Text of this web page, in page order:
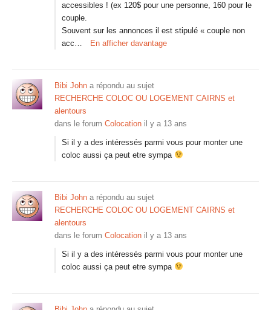
accessibles ! (ex 120$ pour une personne, 160 pour le
couple.
Souvent sur les annonces il est stipulé « couple non
acc…
En afficher davantage
Bibi John a répondu au sujet
RECHERCHE COLOC OU LOGEMENT CAIRNS et
alentours
dans le forum Colocation il y a 13 ans
Si il y a des intéressés parmi vous pour monter une
coloc aussi ça peut etre sympa
Bibi John a répondu au sujet
RECHERCHE COLOC OU LOGEMENT CAIRNS et
alentours
dans le forum Colocation il y a 13 ans
Si il y a des intéressés parmi vous pour monter une
coloc aussi ça peut etre sympa